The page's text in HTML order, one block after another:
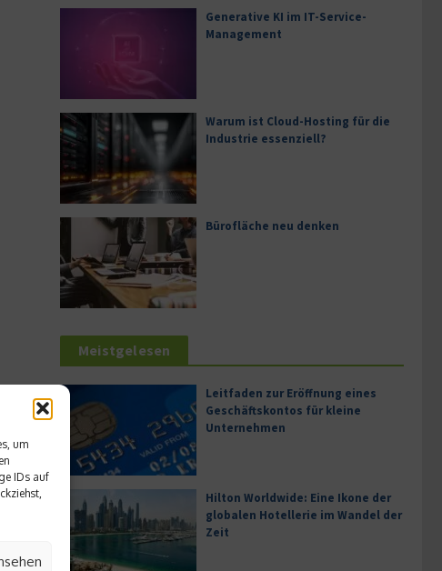
um
IDs auf
Generative KI im IT-Service-
Management
Warum ist Cloud-Hosting für die
Industrie essenziell?
Bürofläche neu denken
Meistgelesen
Leitfaden zur Eröffnung eines
Geschäftskontos für kleine
Unternehmen
Hilton Worldwide: Eine Ikone der
globalen Hotellerie im Wandel der
Zeit